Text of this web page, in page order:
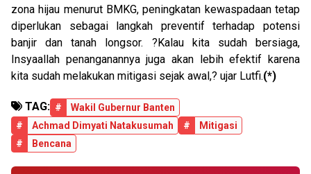
zona hijau menurut BMKG, peningkatan kewaspadaan tetap
diperlukan sebagai langkah preventif terhadap potensi
banjir dan tanah longsor. ?Kalau kita sudah bersiaga,
Insyaallah penanganannya juga akan lebih efektif karena
kita sudah melakukan mitigasi sejak awal,? ujar Lutfi.(*)
TAG: #
Wakil Gubernur Banten
#
Achmad Dimyati Natakusumah #
Mitigasi
#
Bencana